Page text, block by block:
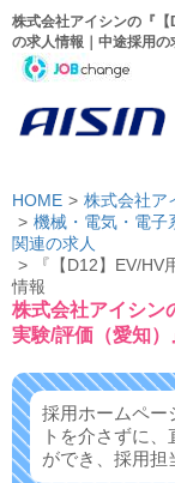
株式会社アイシンの『
の求人情報｜中途採用
HOME
株式会社ア
機械・電気・電子
関連の求人
『【D12】EV/
情報
株式会社アイシ
実験/評価（愛知
採用ホームペー
トを介さずに、
ができ、 採用担